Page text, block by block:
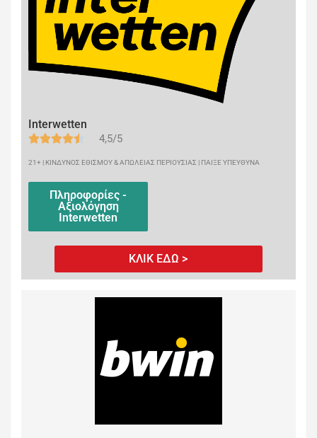
Interwetten
4,5/5
21+ | ΚΙΝΔΥΝΟΣ ΕΘΙΣΜΟΥ & ΑΠΩΛΕΙΑΣ ΠΕΡΙΟΥΣΙΑΣ | ΠΑΙΞΕ ΥΠΕΥΘΥΝΑ
Πληροφορίες -
Αξιολόγηση
Interwetten
ΚΛΙΚ ΕΔΩ >